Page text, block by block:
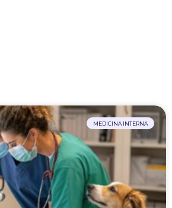
MEDICINA INTERNA